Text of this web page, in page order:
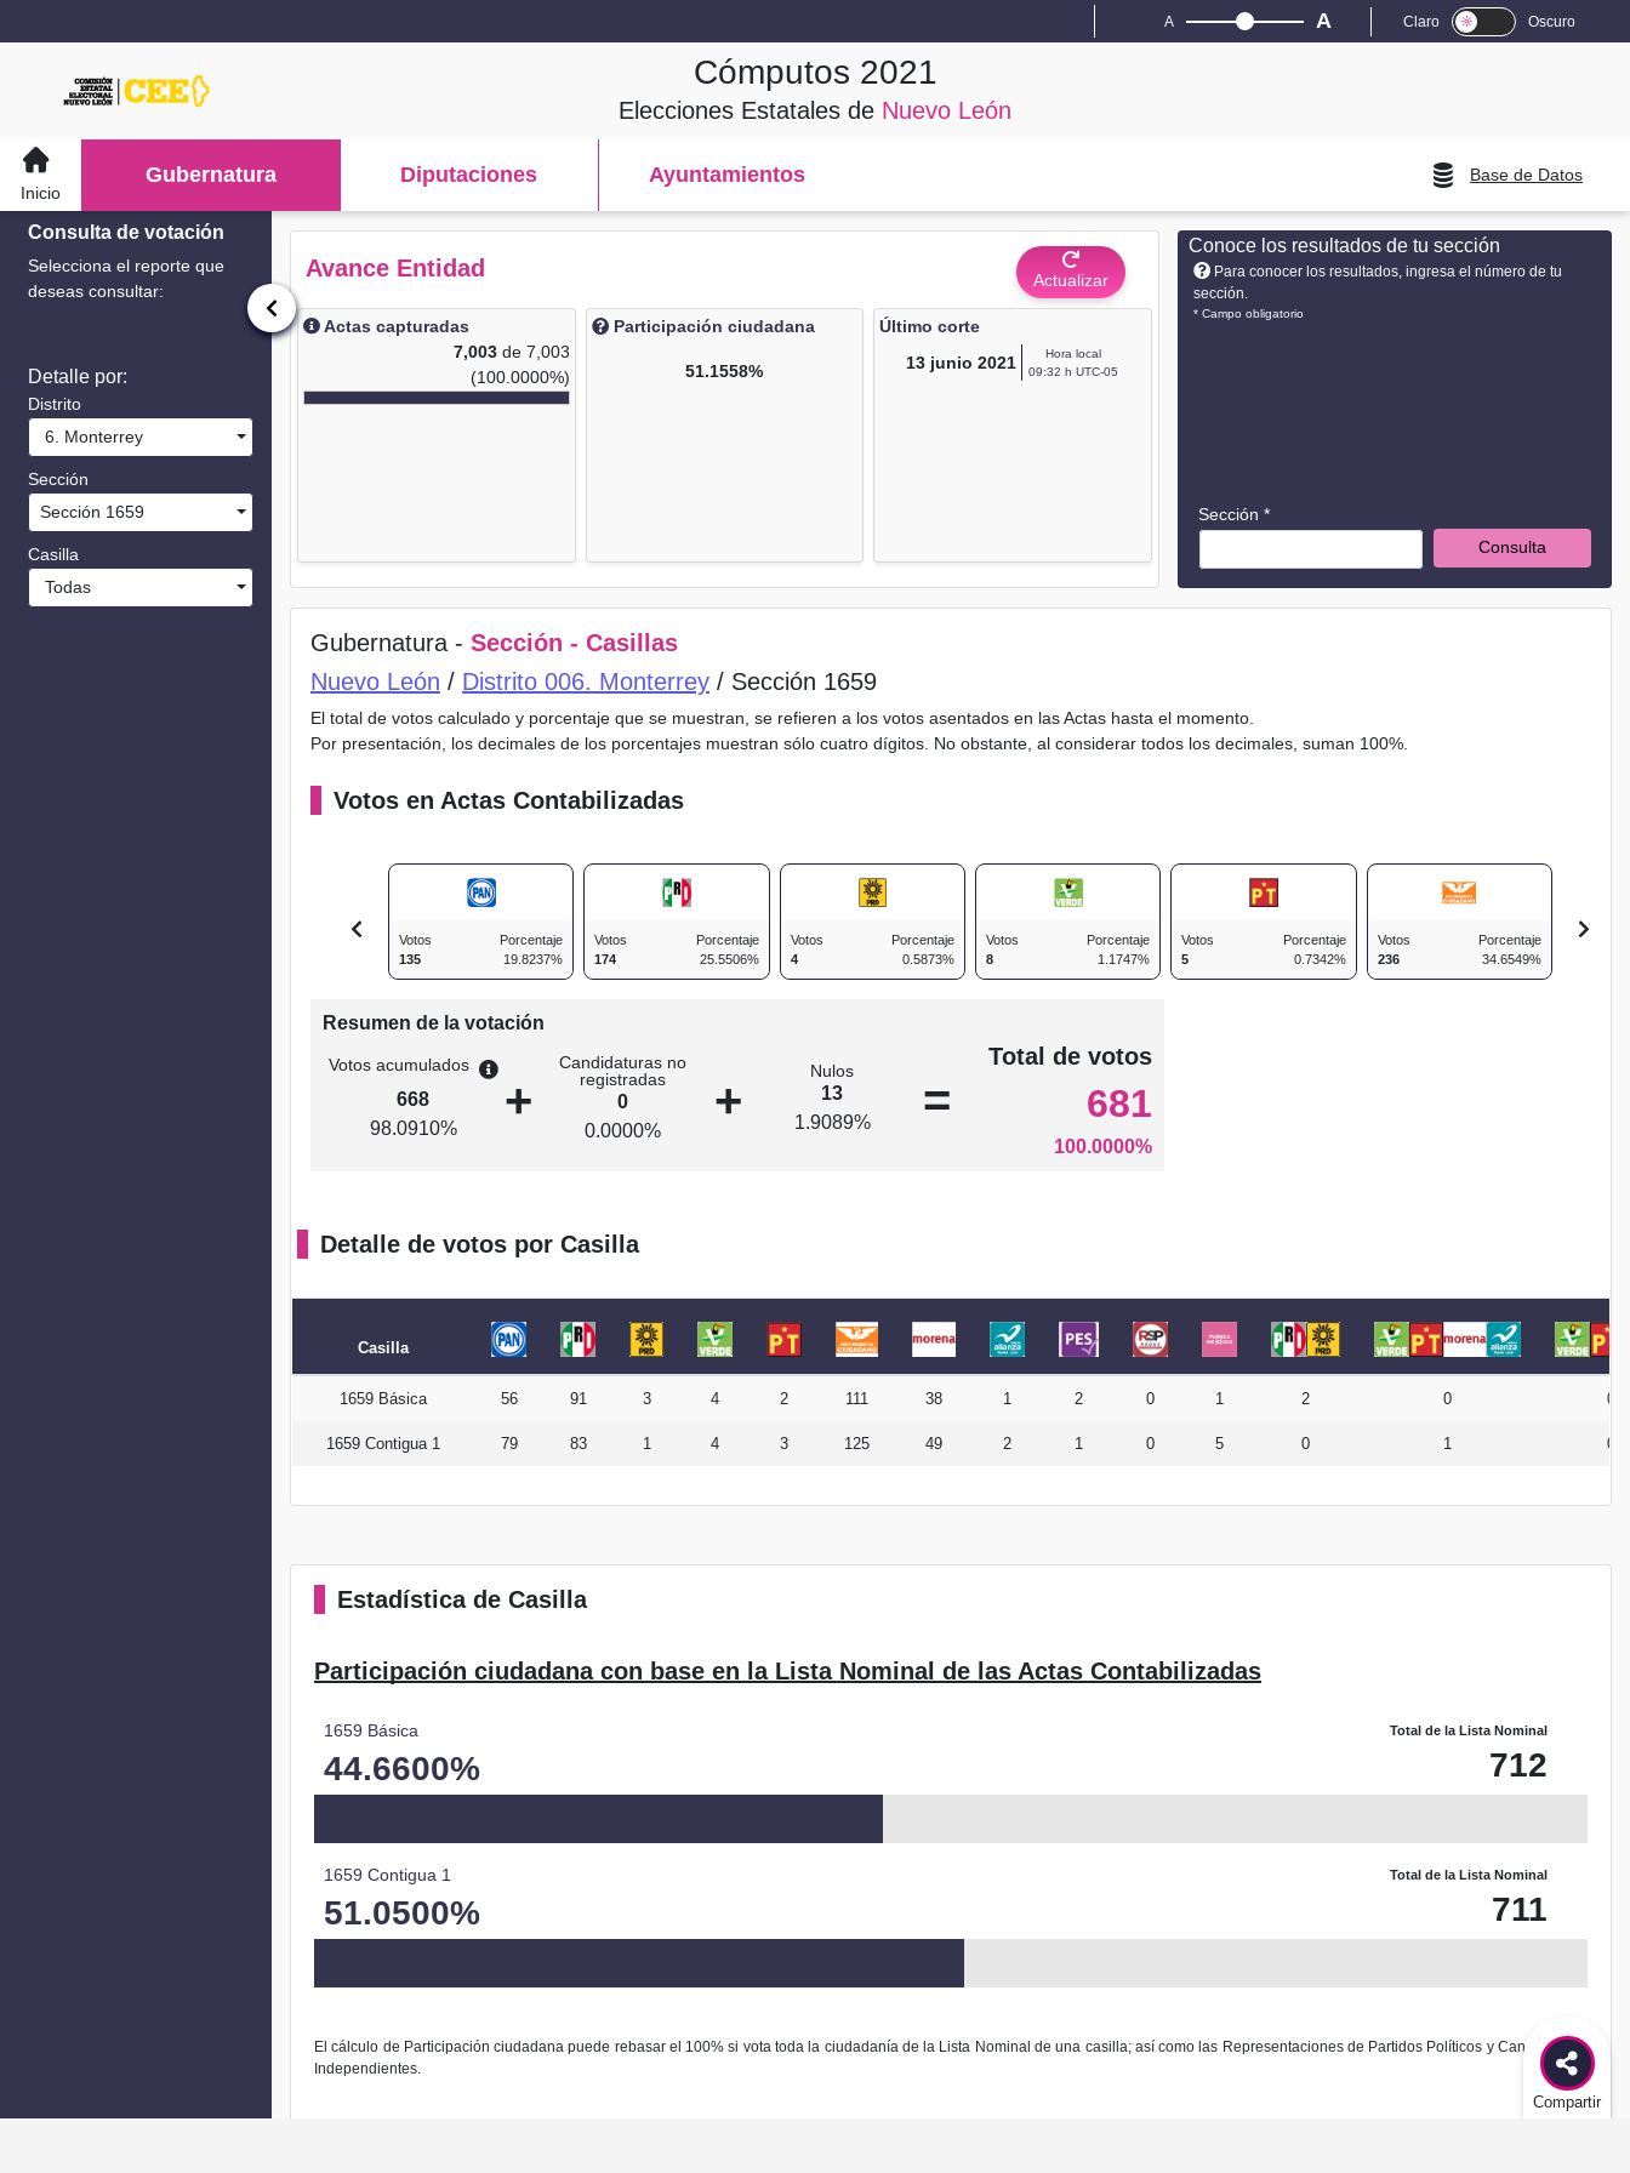
Compartir
A A Claro Oscuro
Cómputos 2021
Elecciones Estatales de Nuevo León
Inicio
Gubernatura Diputaciones Ayuntamientos Base de Datos
Consulta de votación
Selecciona el reporte que
deseas consultar:
Detalle por:
Distrito
6. Monterrey
Sección
Sección 1659
Casilla
Todas
Avance Entidad Actualizar
Actas capturadas
7,003 de 7,003
(100.0000%)
Participación ciudadana
51.1558%
Último corte
13 junio 2021
Hora local
09:32 h UTC-05
Conoce los resultados de tu sección
Para conocer los resultados, ingresa el número de tu
sección.
* Campo obligatorio
Sección *
Consulta
Gubernatura - Sección - Casillas
Nuevo León / Distrito 006. Monterrey / Sección 1659
El total de votos calculado y porcentaje que se muestran, se refieren a los votos asentados en las Actas hasta el momento.
Por presentación, los decimales de los porcentajes muestran sólo cuatro dígitos. No obstante, al considerar todos los decimales, suman 100%.
Votos en Actas Contabilizadas
Votos
135
Porcentaje
19.8237%
Votos
174
Porcentaje
25.5506%
Votos
4
Porcentaje
0.5873%
Votos
8
Porcentaje
1.1747%
Votos
5
Porcentaje
0.7342%
Votos
236
Porcentaje
34.6549%
Votos
Resumen de la votación
Votos acumulados
668
98.0910%
+
Candidaturas no
registradas
0
0.0000%
+
Nulos
13
1.9089%
=
Total de votos
681
100.0000%
Detalle de votos por Casilla
Casilla
1659 Básica 56 91 3 4 2 111 38 1 2 0 1 2 0 0
1659 Contigua 1 79 83 1 4 3 125 49 2 1 0 5 0 1 0
Estadística de Casilla
Participación ciudadana con base en la Lista Nominal de las Actas Contabilizadas
1659 Básica
44.6600%
Total de la Lista Nominal
712
1659 Contigua 1
51.0500%
Total de la Lista Nominal
711
El cálculo de Participación ciudadana puede rebasar el 100% si vota toda la ciudadanía de la Lista Nominal de una casilla; así como las Representaciones de Partidos Políticos y Candidaturas
Independientes.